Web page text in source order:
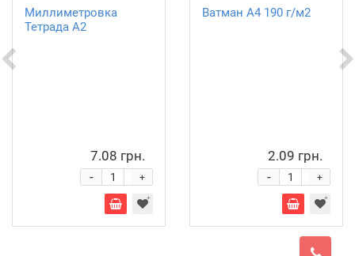
Миллиметровка
Тетрада А2
7.08 грн.
+
-
Ватман А4 190 г/м2
2.09 грн.
+
-